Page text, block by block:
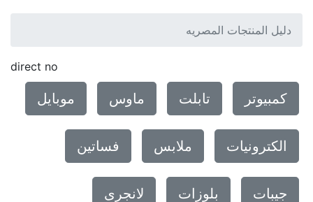
دليل المنتجات المصريه
direct no
كمبيوتر تابلت ماوس موبايل
الكترونيات ملابس فساتين
جيبات بلوزات لانجرى